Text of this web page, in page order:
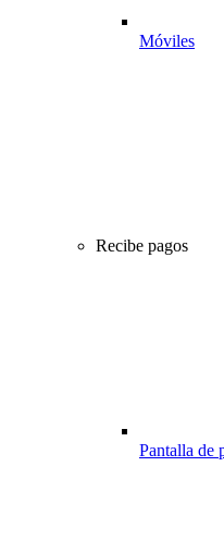
Móviles
Recibe pagos
Pantalla de